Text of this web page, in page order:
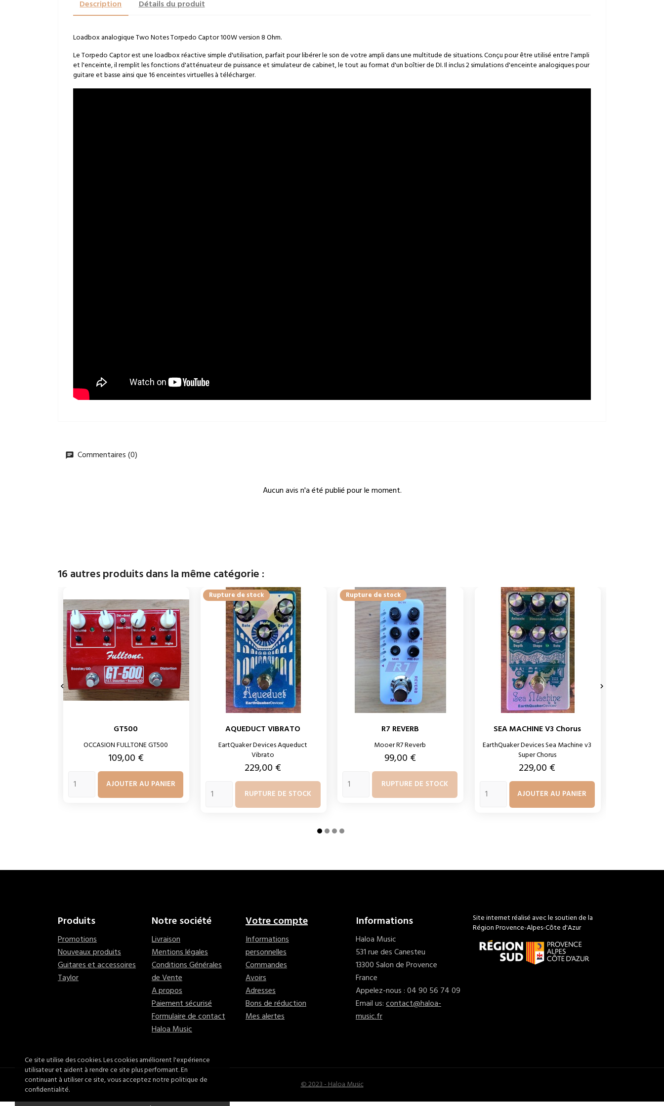
Ce site utilise des cookies. Les cookies améliorent l'expérience
utilisateur et aident à rendre ce site plus performant. En
continuant à utiliser ce site, vous acceptez notre politique de
confidentialité.
Description Détails du produit
Loadbox analogique Two Notes Torpedo Captor 100W version 8 Ohm.
Le Torpedo Captor est une loadbox réactive simple d'utilisation, parfait pour libérer le son de votre ampli dans une multitude de situations. Conçu pour être utilisé entre l'ampli
et l'enceinte, il remplit les fonctions d'atténuateur de puissance et simulateur de cabinet, le tout au format d'un boîtier de DI. Il inclus 2 simulations d'enceinte analogiques pour
guitare et basse ainsi que 16 enceintes virtuelles à télécharger.
Commentaires (0)
Aucun avis n'a été publié pour le moment.
16 autres produits dans la même catégorie :
GT500
OCCASION FULLTONE GT500
Prix
109,00 €
AJOUTER AU PANIER
AQUEDUCT VIBRATO
EartQuaker Devices Aqueduct
Vibrato
Prix
229,00 €
RUPTURE DE STOCK
Rupture de stock
R7 REVERB
Mooer R7 Reverb
Prix
99,00 €
RUPTURE DE STOCK
Rupture de stock
SEA MACHINE V3 Chorus
EarthQuaker Devices Sea Machine v3
Super Chorus
Prix
229,00 €
AJOUTER AU PANIER
 
Produits
Promotions
Nouveaux produits
Guitares et accessoires
Taylor
Notre société
Livraison
Mentions légales
Conditions Générales
de Vente
A propos
Paiement sécurisé
Formulaire de contact
Haloa Music
Votre compte
Informations
personnelles
Commandes
Avoirs
Adresses
Bons de réduction
Mes alertes
Informations
Haloa Music
531 rue des Canesteu
13300 Salon de Provence
France
Appelez-nous :04 90 56 74 09
Email us:contact@haloa-
music.fr
Site internet réalisé avec le soutien de la
Région Provence-Alpes-Côte d'Azur
© 2023 - Haloa Music